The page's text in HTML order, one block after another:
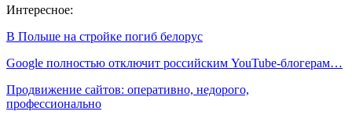
Интересное:
В Польше на стройке погиб белорус
Google полностью отключит российским YouTube-блогерам…
Продвижение сайтов: оперативно, недорого,
профессионально